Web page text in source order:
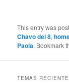
This entry was
Chavo del 8,
Paola. Bookmark
TEMAS